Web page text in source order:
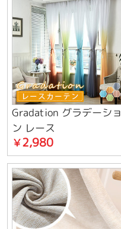
Gradation グラデーショ
ン レース
￥2,980